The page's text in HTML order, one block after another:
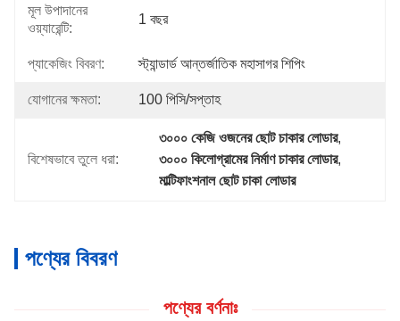
মূল উপাদানের
ওয়্যারেন্টি:
1 বছর
প্যাকেজিং বিবরণ: স্ট্যান্ডার্ড আন্তর্জাতিক মহাসাগর শিপিং
যোগানের ক্ষমতা: 100 পিসি/সপ্তাহ
বিশেষভাবে তুলে ধরা:
৩০০০ কেজি ওজনের ছোট চাকার লোডার,
৩০০০ কিলোগ্রামের নির্মাণ চাকার লোডার,
মাল্টিফাংশনাল ছোট চাকা লোডার
পণ্যের বিবরণ
পণ্যের বর্ণনাঃ